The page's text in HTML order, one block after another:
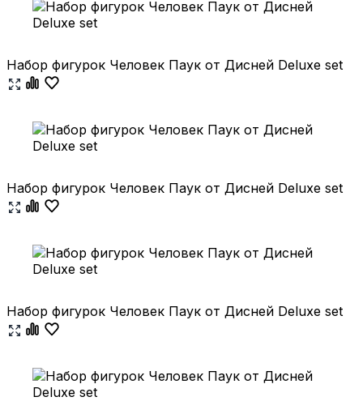
Набор фигурок Человек Паук от Дисней Deluxe set
Набор фигурок Человек Паук от Дисней Deluxe set
Набор фигурок Человек Паук от Дисней Deluxe set